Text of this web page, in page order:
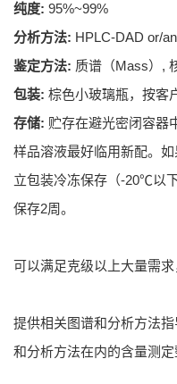
纯度: 95%~99%
分析方法: HPLC-DAD or/
鉴定方法: 质谱（Mass）,
包装: 棕色小玻璃瓶，按客
存储: 贮存在避光密闭容器
样品溶液最好临用新配。
立包装冷冻保存（-20℃以
保存2周。
可以满足克级以上大量需求
提供相关图谱和分析方法
和分析方法在内的含量测定